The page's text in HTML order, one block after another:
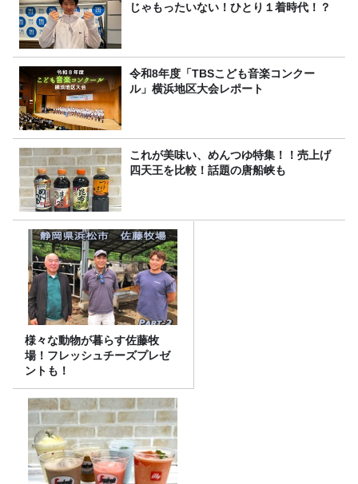
じゃもったいない！ひとり１着時代！？
令和8年度「TBSこども音楽コンクー
ル」横浜地区大会レポート
これが美味い、めんつゆ特集！！売上げ
四天王を比較！話題の唐船峡も
様々な動物が暮らす佐藤牧
場！フレッシュチーズプレゼ
ントも！